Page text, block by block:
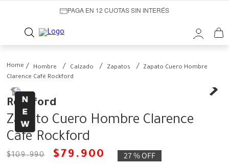
PAGA EN 12 CUOTAS SIN INTERÉS
Hombre Calzado Zapatos
Zapato Cuero Hombre
Clarence Café Rockford
Rockford
Zapato Cuero Hombre Clarence
Café Rockford
$109.990 $ 79 . 900 27 %OFF